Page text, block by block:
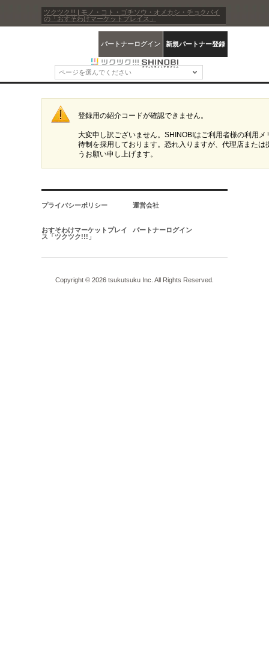
ツクツク!!! | モノ・コト・ゴチソウ・オメカシ・チョクバイ
の「おすそわけマーケットプレイス」
パートナーログイン 新規パートナー登録
ページを選んでください
登録用の紹介コードが確認できません。
大変申し訳ございません。SHINOBIはご利用者様の利用
待制を採用しております。恐れ入りますが、代理店また
うお願い申し上げます。
プライバシーポリシー 運営会社
おすそわけマーケットプレイ
ス「ツクツク!!!」
パートナーログイン
Copyright © 2026 tsukutsuku Inc. All Rights Reserved.